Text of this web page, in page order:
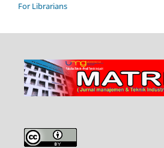
For Librarians